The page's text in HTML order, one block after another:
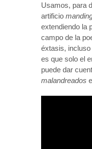
Usamos, para
artificio
extendiendo la
campo de la
éxtasis,
es que solo el
puede dar
malandreados